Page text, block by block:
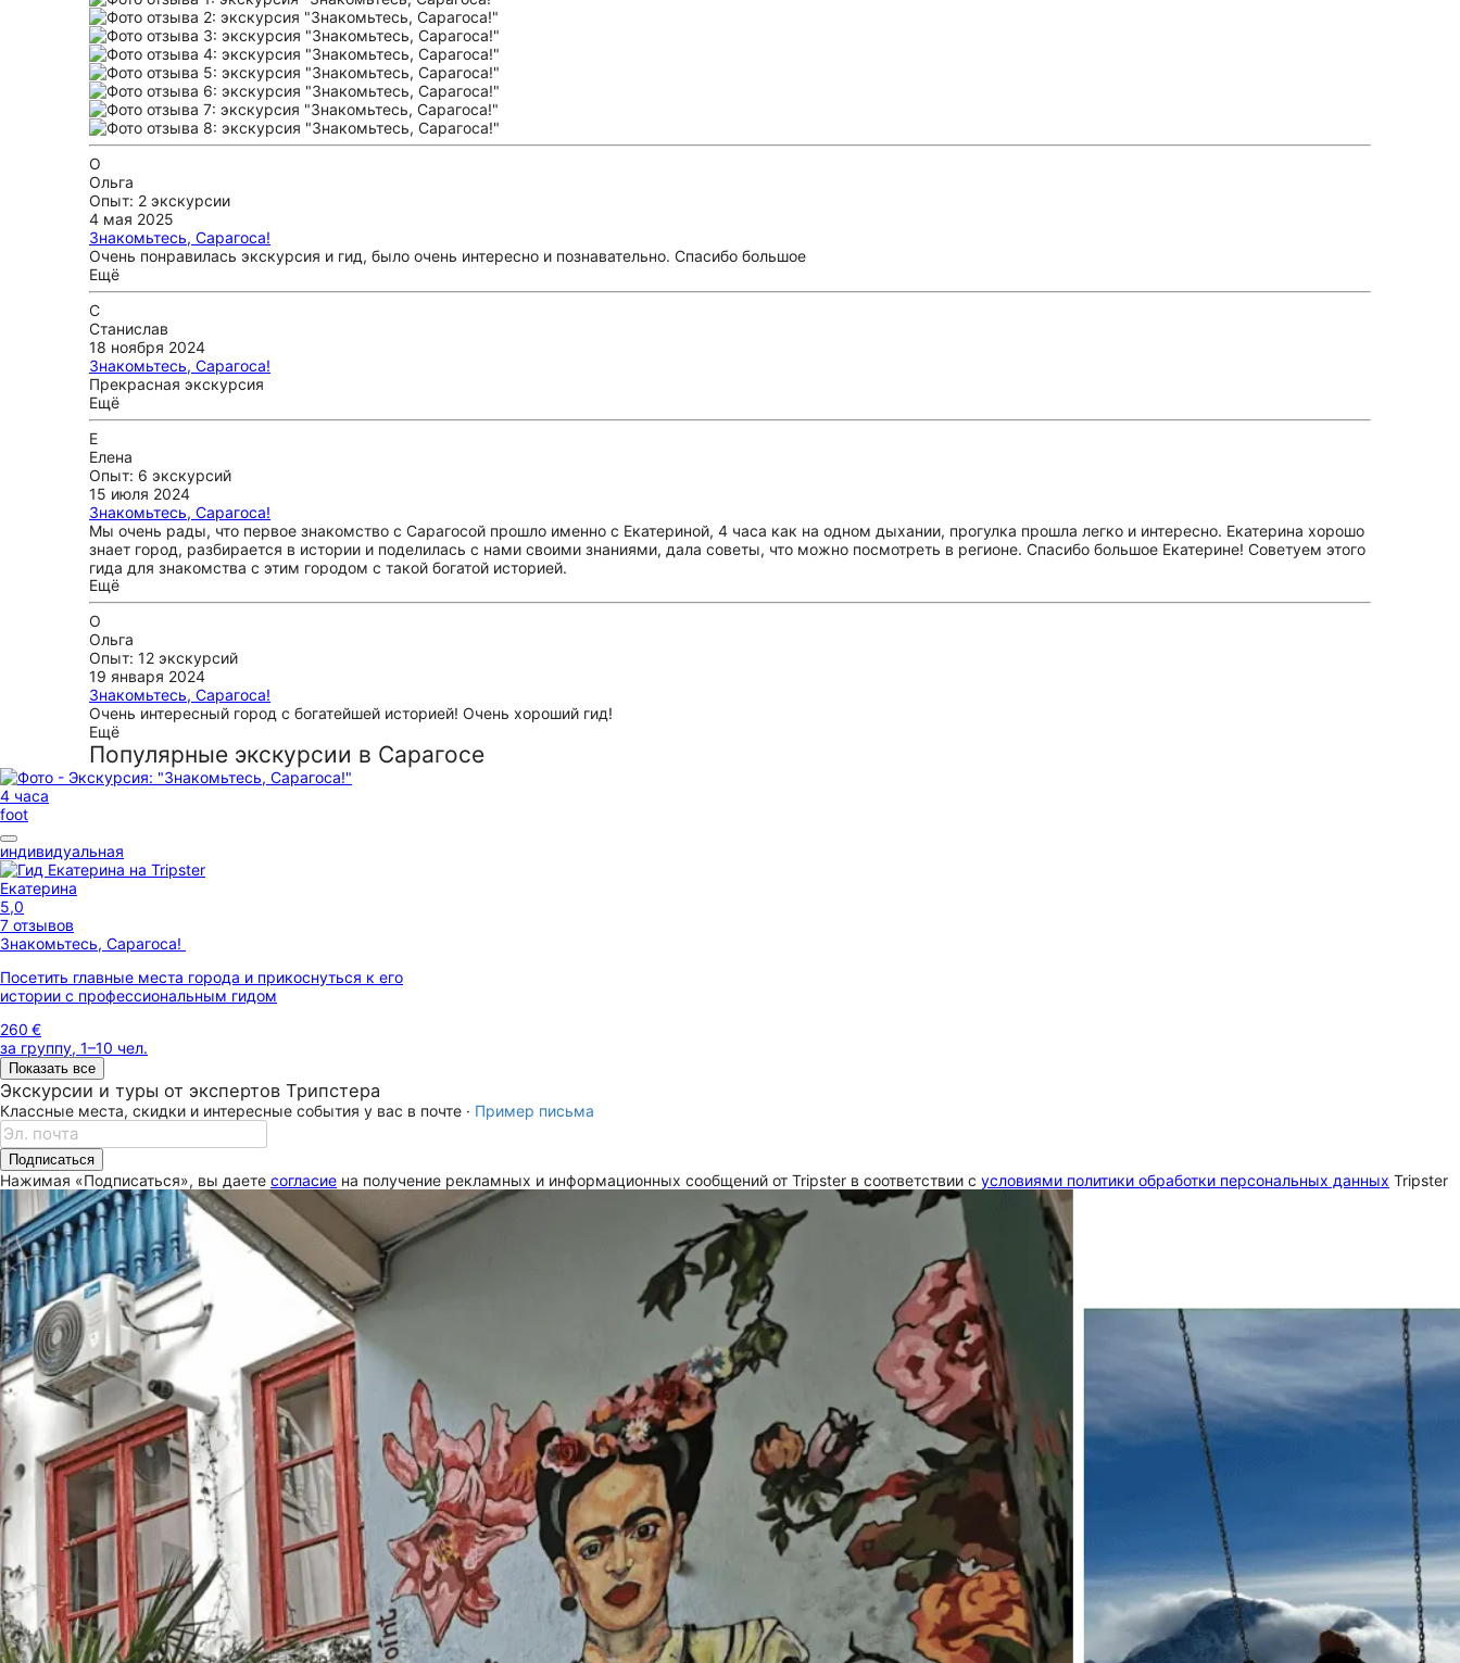
О
Ольга
Опыт: 2 экскурсии
4 мая 2025
Знакомьтесь, Сарагоса!
Очень понравилась экскурсия и гид, было очень интересно и познавательно. Спасибо большое
Ещё
С
Станислав
18 ноября 2024
Знакомьтесь, Сарагоса!
Прекрасная экскурсия
Ещё
Е
Елена
Опыт: 6 экскурсий
15 июля 2024
Знакомьтесь, Сарагоса!
Мы очень рады, что первое знакомство с Сарагосой прошло именно с Екатериной, 4 часа как на одном дыхании, прогулка прошла легко и интересно. Екатерина хорошо
знает город, разбирается в истории и поделилась с нами своими знаниями, дала советы, что можно посмотреть в регионе. Спасибо большое Екатерине! Советуем этого
гида для знакомства с этим городом с такой богатой историей.
Ещё
О
Ольга
Опыт: 12 экскурсий
19 января 2024
Знакомьтесь, Сарагоса!
Очень интересный город с богатейшей историей! Очень хороший гид!
Ещё
Популярные экскурсии в Сарагосе
4 часа
foot
индивидуальная
Екатерина
5,0
7 отзывов
Знакомьтесь, Сарагоса!
Посетить главные места города и прикоснуться к его
истории с профессиональным гидом
260 €
за группу, 1–10 чел.
Показать все
Экскурсии и туры от экспертов Трипстера
Классные места, скидки и интересные события у вас в почте · Пример письма
Подписаться
Нажимая «Подписаться», вы даете согласие на получение рекламных и информационных сообщений от Tripster в соответствии c условиями политики обработки персональных данных Tripster